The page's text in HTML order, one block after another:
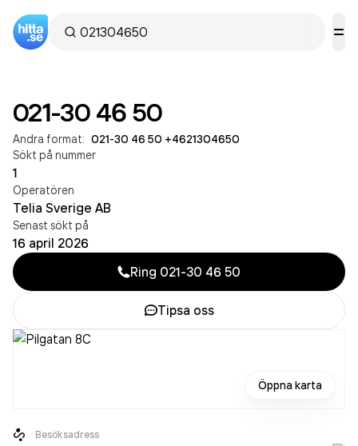
021-30 46 50
Andra format: 021-30 46 50 +4621304650
Sökt på nummer
1
Operatören
Telia Sverige AB
Senast sökt på
16 april 2026
Ring 021-30 46 50
Tipsa oss
Öppna karta
Besöksadress